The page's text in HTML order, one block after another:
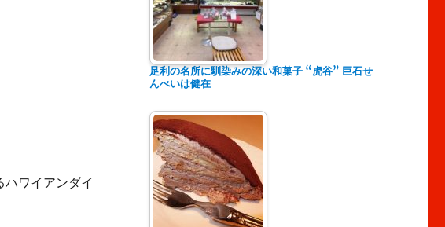
ワイアンダイ
足利の名所に馴染みの深い和菓子 “虎谷” 巨石せ
んべいは健在